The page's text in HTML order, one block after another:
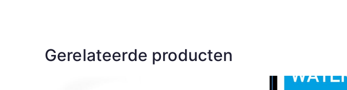
Gerelateerde producten